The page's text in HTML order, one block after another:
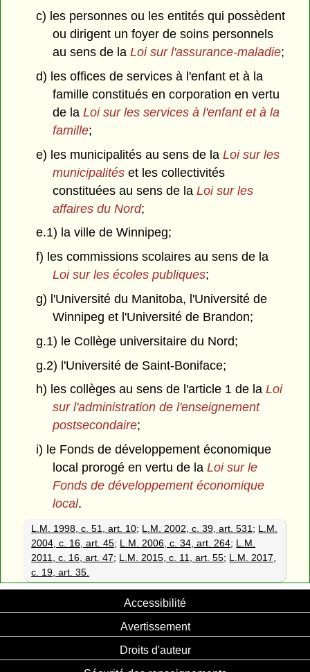
c) les personnes ou les entités qui possèdent
ou dirigent un foyer de soins personnels
au sens de laLoi sur l'assurance-maladie;
d) les offices de services à l'enfant et à la
famille constitués en corporation en vertu
de laLoi sur les services à l'enfant et à la
famille;
e) les municipalités au sens de la Loi sur les
municipalités et les collectivités
constituées au sens de laLoi sur les
affaires du Nord;
e.1) la ville de Winnipeg;
f) les commissions scolaires au sens de la
Loi sur les écoles publiques;
g) l'Université du Manitoba, l'Université de
Winnipeg et l'Université de Brandon;
g.1) le Collège universitaire du Nord;
g.2) l'Université de Saint-Boniface;
h) les collèges au sens de l'article 1 de la Loi
sur l'administration de l'enseignement
postsecondaire;
i) le Fonds de développement économique
local prorogé en vertu de laLoi sur le
Fonds de développement économique
local.
L.M. 1998, c. 51, art. 10; L.M. 2002, c. 39, art. 531 ; L.M.
2004, c. 16, art. 45; L.M. 2006, c. 34, art. 264; L.M.
2011, c. 16, art. 47; L.M. 2015, c. 11, art. 55; L.M. 2017,
c. 19, art. 35.
Accessibilité
Avertissement
Droits d'auteur